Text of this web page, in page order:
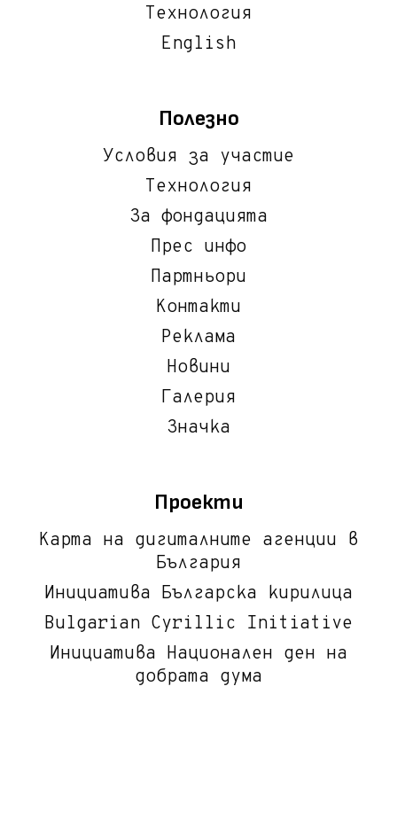
Технология
English
Полезно
Условия за участие
Технология
За фондацията
Прес инфо
Партньори
Контакти
Реклама
Новини
Галерия
Значка
Проекти
Карта на дигиталните агенции в
България
Инициатива Българска кирилица
Bulgarian Cyrillic Initiative
Инициатива Национален ден на
добрата дума